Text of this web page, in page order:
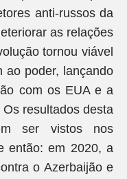
anti-russos da
as relações
tornou viável
ao poder, lançando
com os EUA e a
resultados desta
ser vistos nos
então: em 2020, a
o Azerbaijão e